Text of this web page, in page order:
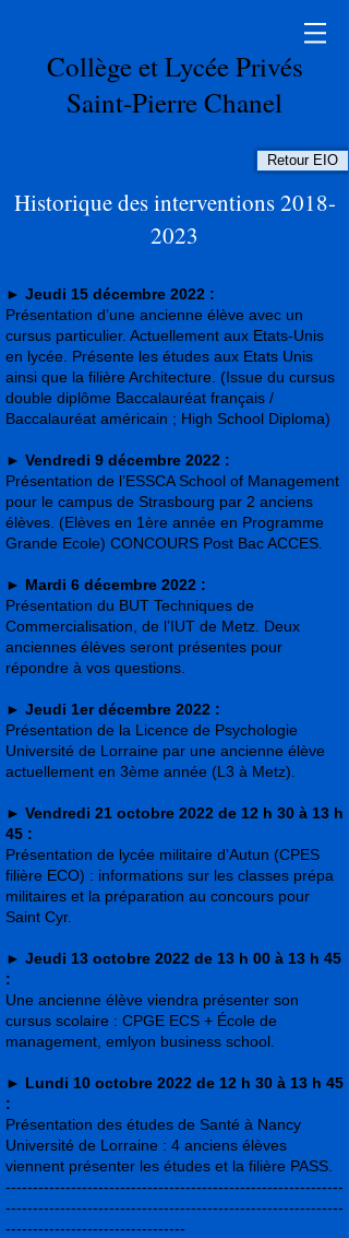
Collège et Lycée Privés
Saint-Pierre Chanel
Retour EIO
Historique des interventions2018-
2023
► Jeudi 15 décembre 2022 :
Présentation d’une ancienne élève avec un
cursus particulier. Actuellement aux Etats-Unis
en lycée. Présente les études aux Etats Unis
ainsi que la filière Architecture. (Issue du cursus
double diplôme Baccalauréat français /
Baccalauréat américain ; High School Diploma)
► Vendredi 9 décembre 2022 :
Présentation de l’ESSCA School of Management
pour le campus de Strasbourg par 2 anciens
élèves. (Elèves en 1ère année en Programme
Grande Ecole) CONCOURS Post Bac ACCES.
► Mardi 6 décembre 2022 :
Présentation du BUT Techniques de
Commercialisation, de l’IUT de Metz. Deux
anciennes élèves seront présentes pour
répondre à vos questions.
► Jeudi 1er décembre 2022 :
Présentation de la Licence de Psychologie
Université de Lorraine par une ancienne élève
actuellement en 3ème année (L3 à Metz).
► Vendredi 21 octobre 2022 de 12 h 30 à 13 h
45 :
Présentation de lycée militaire d’Autun (CPES
filière ECO) : informations sur les classes prépa
militaires et la préparation au concours pour
Saint Cyr.
► Jeudi 13 octobre 2022 de 13 h 00 à 13 h 45
:
Une ancienne élève viendra présenter son
cursus scolaire : CPGE ECS + École de
management, emlyon business school.
► Lundi 10 octobre 2022 de 12 h 30 à 13 h 45
:
Présentation des études de Santé à Nancy
Université de Lorraine : 4 anciens élèves
viennent présenter les études et la filière PASS.
--------------------------------------------------------------
--------------------------------------------------------------
---------------------------------